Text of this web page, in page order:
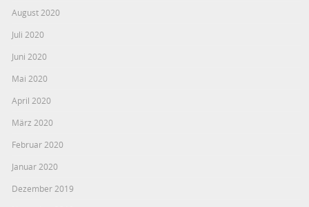
August 2020
Juli 2020
Juni 2020
Mai 2020
April 2020
März 2020
Februar 2020
Januar 2020
Dezember 2019